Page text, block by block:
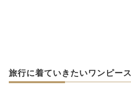
旅行に着ていきたいワンピー